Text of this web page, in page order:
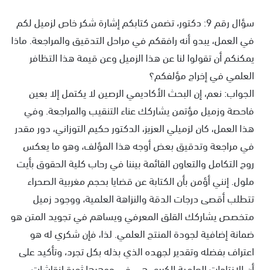
سؤال رقم 9: دكتور، تضمن كتابكم إشارة شكر خاص لزميل لكم
في العمل، يبدو أنه رافقكم في مراحل التدقيق والمراجعة. ماذا
يمكنكم أن تقولوا لنا عن هذا الزميل وعن قيمة هذا التظافر
العلمي في إخراج مؤلفكم؟
الجواب: نعم، إن البحث الأكاديمي الرصين لا يكتمل إلا بعين
فاحصة وزميل مؤتمن يشاركك عناء التنقيب والمراجعة. وفي
هذا العمل، كان لزميلي العزيز، الدكتور حكيم التوزاني، دور مقدر
في مراجعة وتدقيق بعض أوجه هذا المؤلف، وهو ما يعكس
روح التكامل والتعاون القائمة بيننا في رحاب كلية الحقوق بأيت
ملول. إنني أؤمن بأن الكتابة عن قضايا بحجم مغربية الصحراء
تتطلب أقصى درجات الدقة والنزاهة العلمية، ووجود زميل
متخصص يشاركك القلق المعرفي ويساهم في تجويد المتن هو
ضمانة إضافية لجودة المنتج العلمي. لذا، فإن شكري له هو
اعتراف بفضله وتقدير لجهده الذي بذله بكل تجرد، وتأكيد على